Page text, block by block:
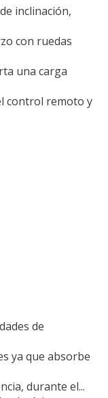
inclinación,
con ruedas
una carga
control remoto y
de
ya que absorbe
durante el...